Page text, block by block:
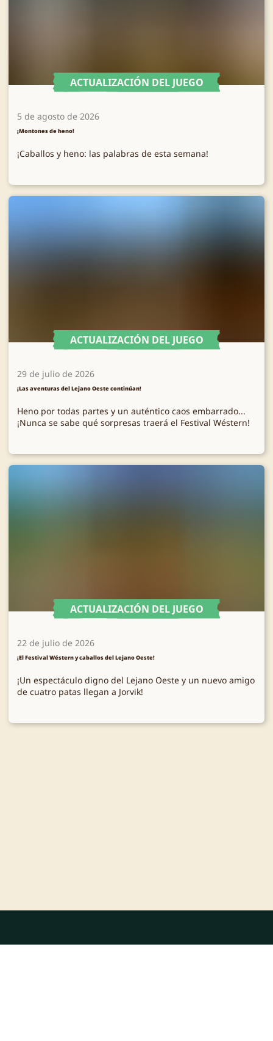
ACTUALIZACIÓN DEL JUEGO
5 de agosto de 2026
¡Montones de heno!
¡Caballos y heno: las palabras de esta semana!
ACTUALIZACIÓN DEL JUEGO
29 de julio de 2026
¡Las aventuras del Lejano Oeste continúan!
Heno por todas partes y un auténtico caos embarrado...
¡Nunca se sabe qué sorpresas traerá el Festival Wéstern!
ACTUALIZACIÓN DEL JUEGO
22 de julio de 2026
¡El Festival Wéstern y caballos del Lejano Oeste!
¡Un espectáculo digno del Lejano Oeste y un nuevo amigo
de cuatro patas llegan a Jorvik!